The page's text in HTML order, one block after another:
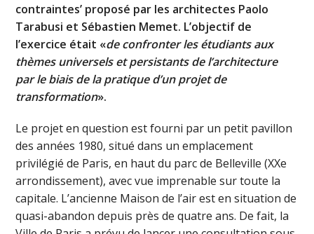
contraintes’ proposé par les architectes Paolo
Tarabusi et Sébastien Memet. L’objectif de
l’exercice était «de confronter les étudiants aux
thèmes universels et persistants de l’architecture
par le biais de la pratique d’un projet de
transformation».
Le projet en question est fourni par un petit pavillon
des années 1980, situé dans un emplacement
privilégié de Paris, en haut du parc de Belleville (XXe
arrondissement), avec vue imprenable sur toute la
capitale. L’ancienne Maison de l’air est en situation de
quasi-abandon depuis près de quatre ans. De fait, la